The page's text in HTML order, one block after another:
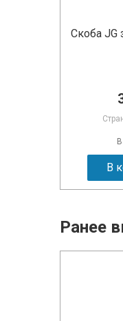
Скоба JG
В
Ранее